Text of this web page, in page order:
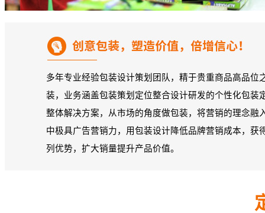
多年专业经验包装设计策划团队，精于贵重商品高品位
装，业务涵盖包装策划定位整合设计研发的个性化包装
整体解决方案，从市场的角度做包装，将营销的理念融
中极具广告营销力，用包装设计降低品牌营销成本，获
列优势，扩大销量提升产品价值。